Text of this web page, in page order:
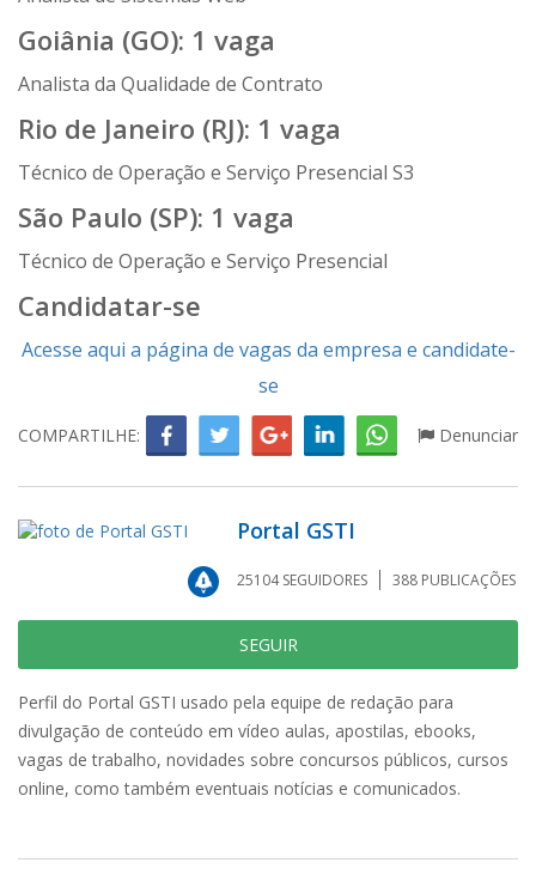
Goiânia (GO): 1 vaga
Analista da Qualidade de Contrato
Rio de Janeiro (RJ): 1 vaga
Técnico de Operação e Serviço Presencial S3
São Paulo (SP): 1 vaga
Técnico de Operação e Serviço Presencial
Candidatar-se
Acesse aqui a página de vagas da empresa e candidate-
se
COMPARTILHE: Denunciar
Portal GSTI
25104SEGUIDORES 388 PUBLICAÇÕES
SEGUIR
Perfil do Portal GSTI usado pela equipe de redação para
divulgação de conteúdo em vídeo aulas, apostilas, ebooks,
vagas de trabalho, novidades sobre concursos públicos, cursos
online, como também eventuais notícias e comunicados.